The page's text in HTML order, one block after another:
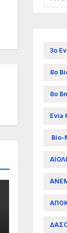
3ο
8ο
8ο
Evia
Bio-